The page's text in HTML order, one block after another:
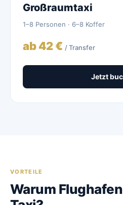
Großraumtaxi
1–8 Personen · 6–8 Koffer
ab 42 € / Transfer
Jetzt
VORTEILE
Warum